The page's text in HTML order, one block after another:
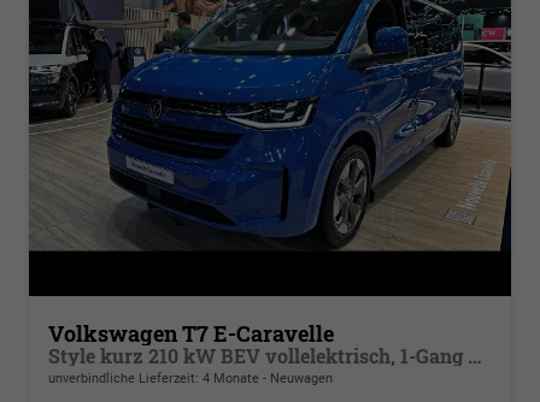
Volkswagen T7 E-Caravelle
Style kurz 210 kW BEV vollelektrisch, 1-Gang Automatik, Heckantrieb, 8 Sitze, Klimaautomatik 3 Zonen, Navigationssystem, Rückkamera, Fahrerassistenzpaket Plus,
unverbindliche Lieferzeit: 4 Monate Neuwagen